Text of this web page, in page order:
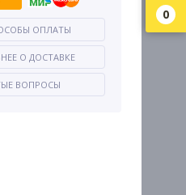
ОПЛАТЫ
О ДОСТАВКЕ
ВОПРОСЫ
0